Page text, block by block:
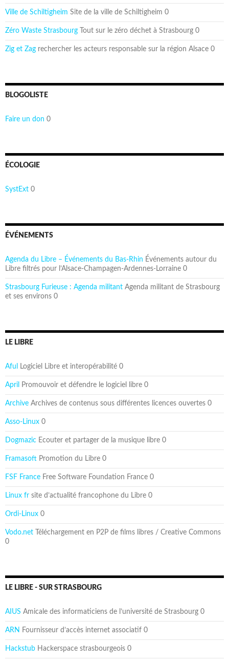
Ville de Schiltigheim Site de la ville de Schiltigheim 0
Zéro Waste Strasbourg Tout sur le zéro déchet à Strasbourg 0
Zig et Zag rechercher les acteurs responsable sur la région Alsace 0
BLOGOLISTE
Faire un don 0
ÉCOLOGIE
SystExt 0
ÉVÉNEMENTS
Agenda du Libre – Événements du Bas-Rhin Événements autour du
Libre filtrés pour l’Alsace-Champagen-Ardennes-Lorraine 0
Strasbourg Furieuse : Agenda militant Agenda militant de Strasbourg
et ses environs 0
LE LIBRE
Aful Logiciel Libre et interopérabilité 0
April Promouvoir et défendre le logiciel libre 0
Archive Archives de contenus sous différentes licences ouvertes 0
Asso-Linux 0
Dogmazic Ecouter et partager de la musique libre 0
Framasoft Promotion du Libre 0
FSF France Free Software Foundation France 0
Linux fr site d’actualité francophone du Libre 0
Ordi-Linux 0
Vodo.net Téléchargement en P2P de films libres / Creative Commons
0
LE LIBRE - SUR STRASBOURG
AIUS Amicale des informaticiens de l’université de Strasbourg 0
ARN Fournisseur d’accès internet associatif 0
Hackstub Hackerspace strasbourgeois 0